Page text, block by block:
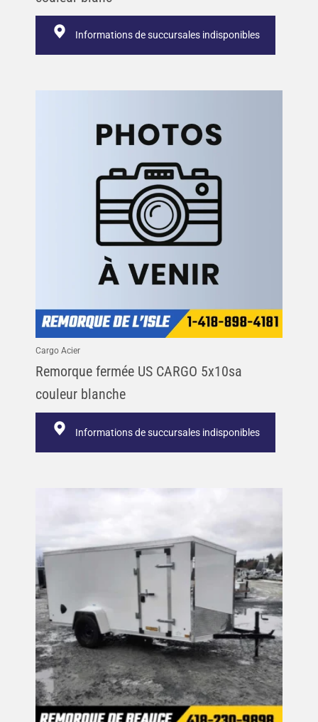
Informations de succursales indisponibles
Cargo Acier
Remorque fermée US CARGO 5x10sa
couleur blanche
Informations de succursales indisponibles